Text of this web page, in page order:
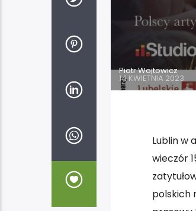
Piotr Wojtowicz
14 KWIETNIA 2023
Lublin w
wieczór
polskich